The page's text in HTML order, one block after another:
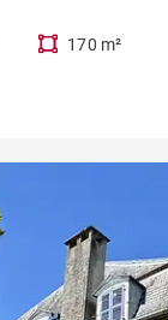
170 m²